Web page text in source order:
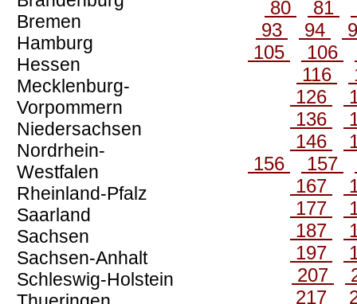
Bremen
Hamburg
Hessen
Mecklenburg-
Vorpommern
Niedersachsen
Nordrhein-
Westfalen
Rheinland-Pfalz
Saarland
Sachsen
Sachsen-Anhalt
Schleswig-Holstein
80
81
93
94
105
106
116
126
136
146
156
157
167
177
187
197
207
217